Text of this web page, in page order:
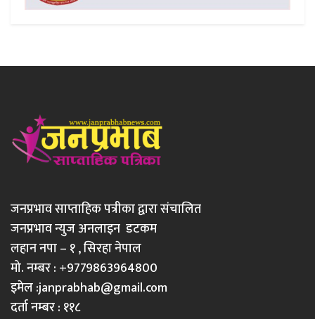
जनप्रभाव साप्ताहिक पत्रीका द्वारा संचालित
जनप्रभाव न्युज अनलाइन डटकम
लहान नपा – १ , सिरहा नेपाल
मो. नम्बर : +9779863964800
इमेल :janprabhab@gmail.com
दर्ता नम्बर : ११८